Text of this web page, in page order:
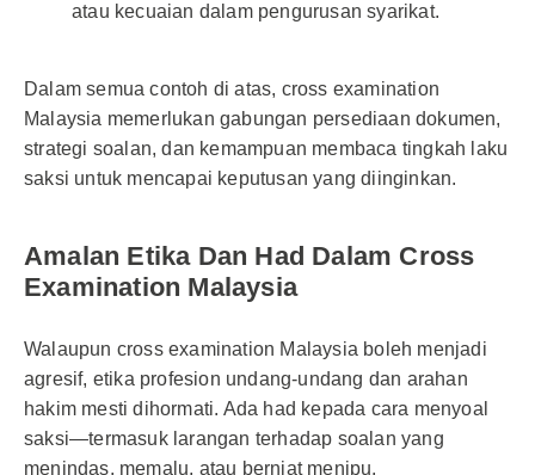
atau kecuaian dalam pengurusan syarikat.
Dalam semua contoh di atas, cross examination
Malaysia memerlukan gabungan persediaan dokumen,
strategi soalan, dan kemampuan membaca tingkah laku
saksi untuk mencapai keputusan yang diinginkan.
Amalan Etika Dan Had Dalam Cross
Examination Malaysia
Walaupun cross examination Malaysia boleh menjadi
agresif, etika profesion undang-undang dan arahan
hakim mesti dihormati. Ada had kepada cara menyoal
saksi—termasuk larangan terhadap soalan yang
menindas, memalu, atau berniat menipu.